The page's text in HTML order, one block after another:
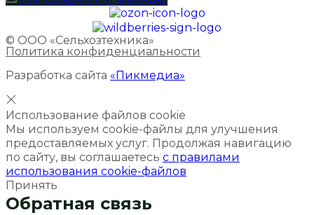
© ООО «Сельхозтехника»
Политика конфиденциальности
Разработка сайта «Пикмедиа»
Использование файлов cookie
Мы используем cookie-файлы для улучшения
предоставляемых услуг. Продолжая навигацию
по сайту, вы соглашаетесь с правилами
использования cookie-файлов
Принять
Обратная связь